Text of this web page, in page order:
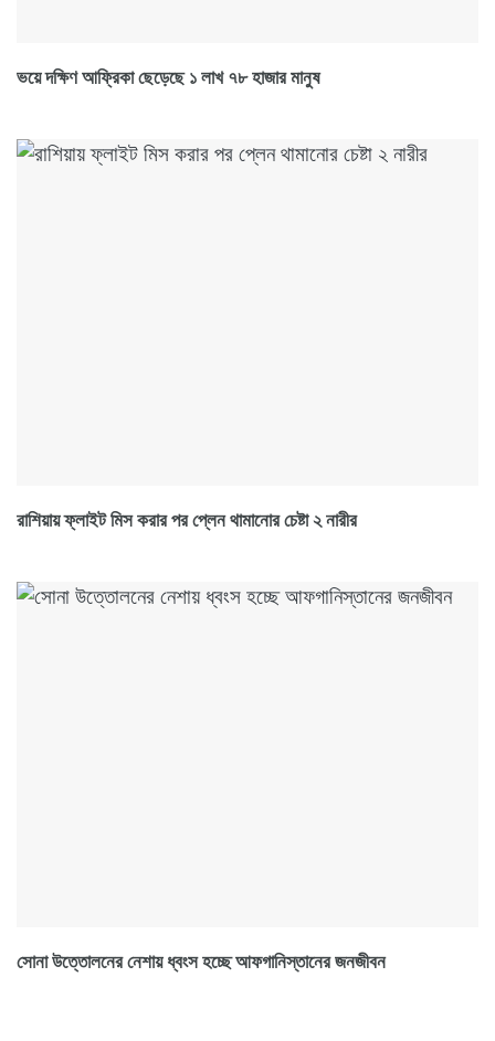
ভয়ে দক্ষিণ আফ্রিকা ছেড়েছে ১ লাখ ৭৮ হাজার মানুষ
রাশিয়ায় ফ্লাইট মিস করার পর প্লেন থামানোর চেষ্টা ২ নারীর
সোনা উত্তোলনের নেশায় ধ্বংস হচ্ছে আফগানিস্তানের জনজীবন